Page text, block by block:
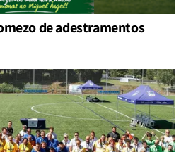
de adestramentos